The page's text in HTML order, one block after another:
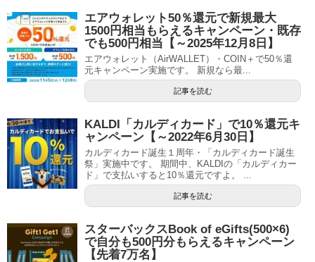
エアウォレット50％還元で新規最大
1500円相当もらえるキャンペーン・既存
でも500円相当【～2025年12月8日】
エアウォレット（AirWALLET）・COIN＋で50％還
元キャンペーン実施です。 新規なら最...
記事を読む
KALDI「カルディカード」で10％還元キ
ャンペーン【～2022年6月30日】
カルディカード誕生１周年・「カルディカード誕生
祭」実施中です。 期間中、KALDIの「カルディカー
ド」で支払いすると10％還元ですよ。 ...
記事を読む
スターバックスBook of eGifts(500×6)
で自分も500円分もらえるキャンペーン
【先着7万名】